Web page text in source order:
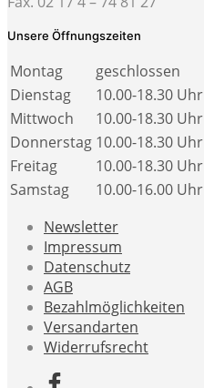
Unsere Öffnungszeiten
Montag
geschlossen
Dienstag
10.00-18.30 Uhr
Mittwoch
10.00-18.30 Uhr
Donnerstag 10.00-18.30 Uhr
Freitag
10.00-18.30 Uhr
Samstag
10.00-16.00 Uhr
Newsletter
Impressum
Datenschutz
AGB
Bezahlmöglichkeiten
Versandarten
Widerrufsrecht